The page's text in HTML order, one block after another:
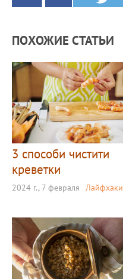
ПОХОЖИЕ СТАТЬИ
3 способи чистити
креветки
2024 г., 7 февраля Лайфхаки